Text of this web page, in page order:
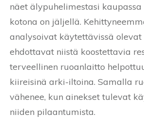
näet älypuhelimestasi kaupassa
kotona on jäljellä.
analysoivat käytettävissä olevat
ehdottavat niistä koostettavia
terveellinen ruoanlaitto
kiireisinä arki-iltoina. Samalla
vähenee, kun ainekset tulevat
niiden pilaantumista.